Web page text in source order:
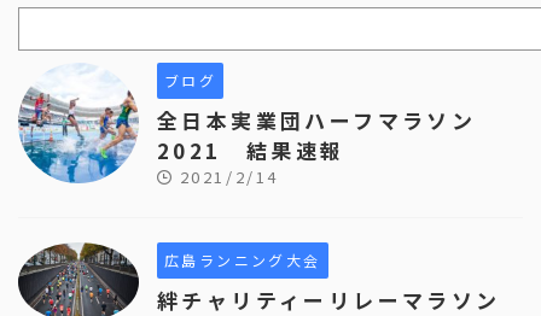
ブログ
全日本実業団ハーフマラソン
2021 結果速報
2021/2/14
広島ランニング大会
絆チャリティーリレーマラソン